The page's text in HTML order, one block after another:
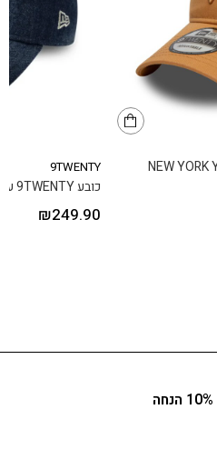
9TWENTY
כובע 9TWENTY עם לוגו NEW YORK YANKEES
₪249.90